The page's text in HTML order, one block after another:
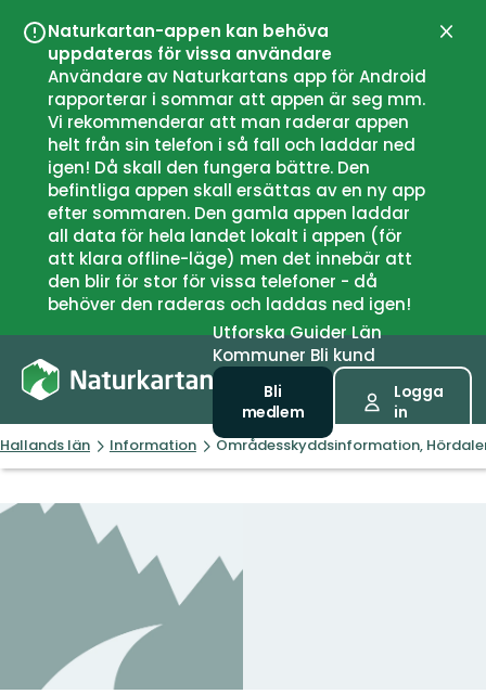
Naturkartan-appen kan behöva
uppdateras för vissa användare
Användare av Naturkartans app för Android
rapporterar i sommar att appen är seg mm.
Vi rekommenderar att man raderar appen
helt från sin telefon i så fall och laddar ned
igen! Då skall den fungera bättre. Den
befintliga appen skall ersättas av en ny app
efter sommaren. Den gamla appen laddar
all data för hela landet lokalt i appen (för
att klara offline-läge) men det innebär att
den blir för stor för vissa telefoner - då
behöver den raderas och laddas ned igen!
UtforskaGuiderLän
Kommuner Bli kund
Bli
medlem
Logga
in
Hallands län Information Områdesskyddsinformation,